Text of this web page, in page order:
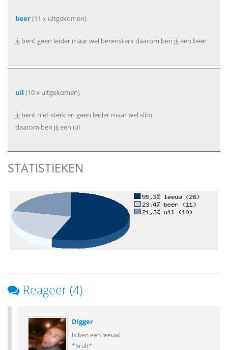
beer(11 x uitgekomen)
jij bent geen leider maar wel berensterk daarom ben jij een beer
uil (10 x uitgekomen)
jij bent niet sterk en geen leider maar wel slim
daarom ben jij een uil
STATISTIEKEN
Reageer (4)
Digger
Ik ben een leeuw!
*brult*